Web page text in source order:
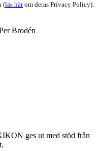
(läs härom deras Privacy Policy).
Brodén
ges ut med stöd från